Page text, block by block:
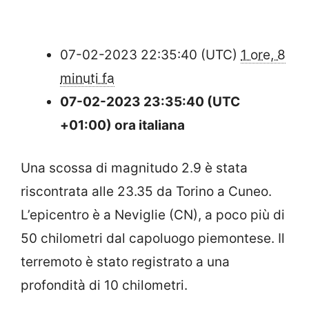
07-02-2023 22:35:40 (UTC) 1 ore, 8
minuti fa
07-02-2023 23:35:40 (UTC
+01:00) ora italiana
Una scossa di magnitudo 2.9 è stata
riscontrata alle 23.35 da Torino a Cuneo.
L’epicentro è a Neviglie (CN), a poco più di
50 chilometri dal capoluogo piemontese. Il
terremoto è stato registrato a una
profondità di 10 chilometri.